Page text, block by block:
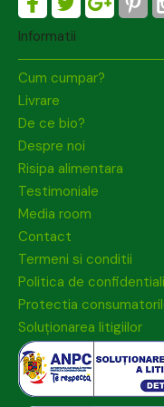
Informatii
Cum cumpar?
Livrare
De ce bio?
Despre noi
Risipa alimentara
Testimoniale
Media room
Contact
Termeni si conditii
Politica de
Protectia
Soluționarea litigiilor